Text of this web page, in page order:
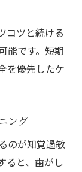
コツと続ける
能です。短期
を優先したケ
ング
のが知覚過敏
ると、歯がし